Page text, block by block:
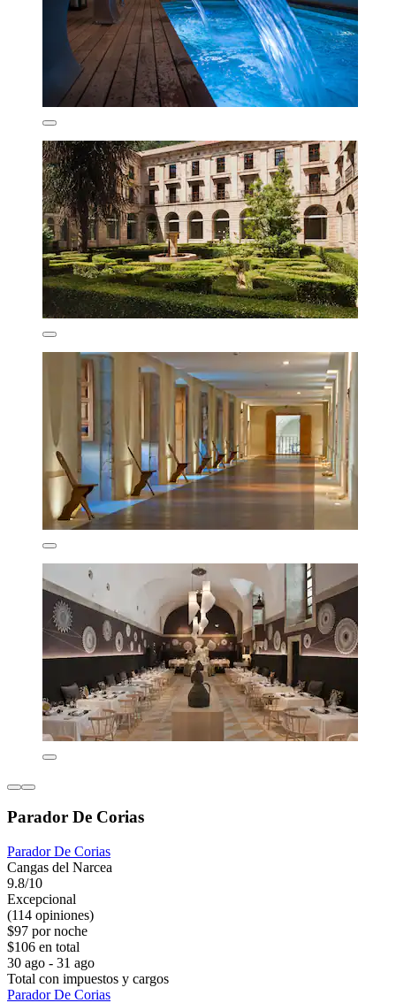
Parador De Corias
Parador De Corias
Cangas del Narcea
9.8/10
Excepcional
(114 opiniones)
$97 por noche
$106 en total
30 ago - 31 ago
Total con impuestos y cargos
Parador De Corias